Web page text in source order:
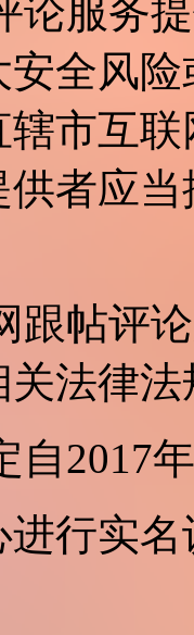
论服务
全风
市互
者应
跟帖评
法律
自2017
行实名